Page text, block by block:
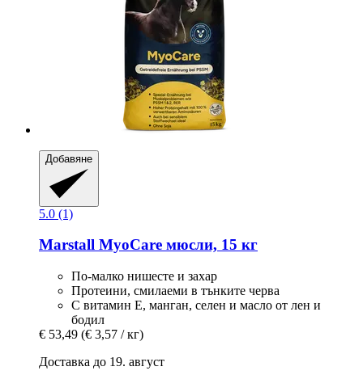
Добавяне
5.0 (1)
Marstall MyoCare мюсли, 15 кг
По-малко нишесте и захар
Протеини, смилаеми в тънките черва
С витамин Е, манган, селен и масло от лен и
бодил
€ 53,49 (€ 3,57 / кг)
Доставка до 19. август